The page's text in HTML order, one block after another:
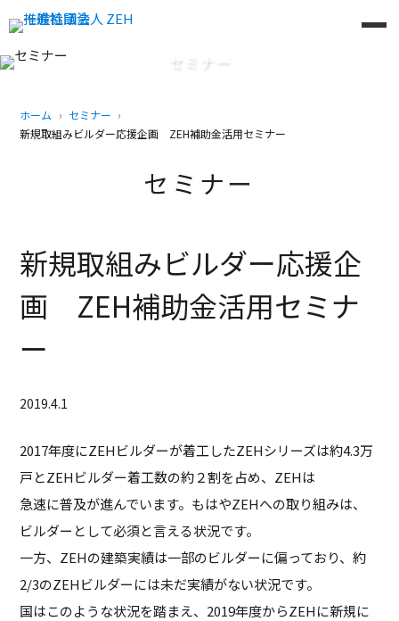
セミナー
ホーム
セミナー
新規取組みビルダー応援企画 ZEH補助金活用セミナー
セミナー
新規取組みビルダー応援企
画 ZEH補助金活用セミナ
ー
2019.4.1
2017年度にZEHビルダーが着工したZEHシリーズは約4.3万
戸とZEHビルダー着工数の約２割を占め、ZEHは
急速に普及が進んでいます。もはやZEHへの取り組みは、
ビルダーとして必須と言える状況です。
一方、ZEHの建築実績は一部のビルダーに偏っており、約
2/3のZEHビルダーには未だ実績がない状況です。
国はこのような状況を踏まえ、2019年度からZEHに新規に